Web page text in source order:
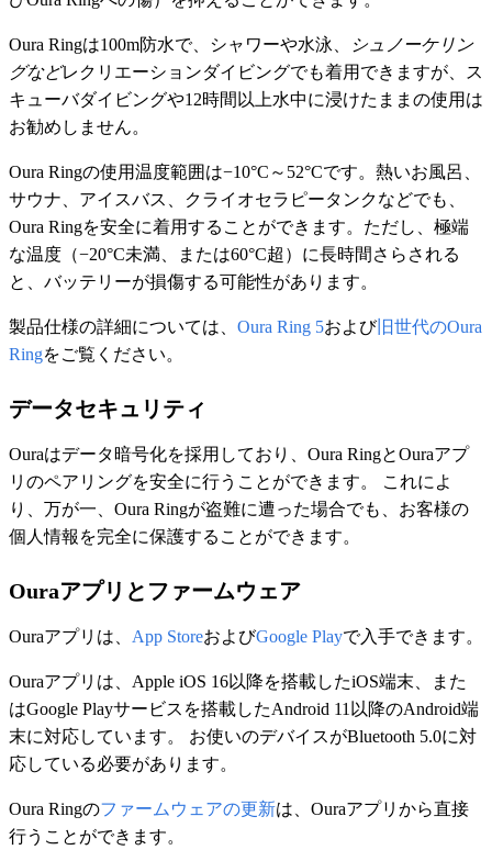
Oura Ringは100m防水で、シャワーや水泳、
シュノーケリン
グなどレクリエーションダイビングでも着用できますが、ス
キューバダイビングや12時間以上水中に浸けたままの使用は
お勧めしません。
Oura Ringの使用温度範囲は−10°C～52°Cです。熱いお風呂、
サウナ、アイスバス、クライオセラピータンクなどでも、
Oura Ringを安全に着用することができます。ただし、極端
な温度（−20°C未満、または60°C超）に長時間さらされる
と、バッテリーが損傷する可能性があります。
製品仕様の詳細については、 Oura Ring 5および旧世代のOura
Ringをご覧ください。
データセキュリティ
Ouraはデータ暗号化を採用しており、Oura RingとOuraアプ
リのペアリングを安全に行うことができます。 これによ
り、万が一、Oura Ringが盗難に遭った場合でも、お客様の
個人情報を完全に保護することができます。
Ouraアプリとファームウェア
Ouraアプリは、 App StoreおよびGoogle Playで入手できます。
Ouraアプリは、Apple iOS 16以降を搭載したiOS端末、また
はGoogle Playサービスを搭載したAndroid 11以降のAndroid端
末に対応しています。 お使いのデバイスがBluetooth 5.0に対
応している必要があります。
Oura Ringのファームウェアの更新は、Ouraアプリから直接
行うことができます。